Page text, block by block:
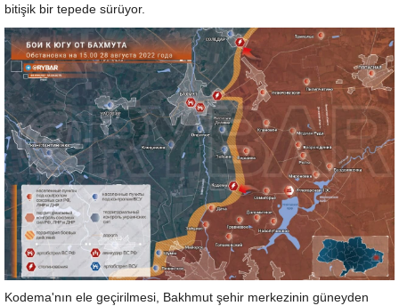
bitişik bir tepede sürüyor.
Kodema'nın ele geçirilmesi, Bakhmut şehir merkezinin güneyden